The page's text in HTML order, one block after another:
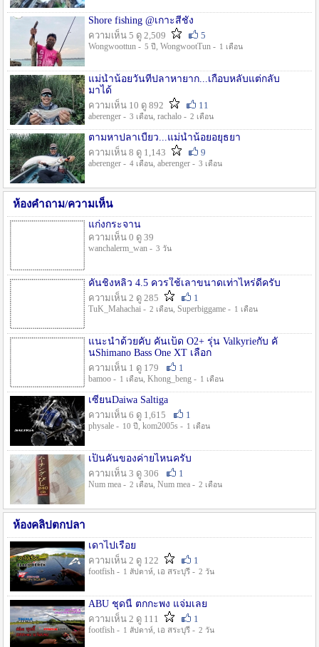
Shore fishing @เกาะสีชัง
ความเห็น 5 ดู 2,509
5
Wongwoottun - 5 ปี , WongwootTun - 1 เดือน
แม่น้ำน้อยวันที่ปลาหายาก...เกือบหลับแต่กลับ
มาได้
ความเห็น 10 ดู 892
11
aberenger - 3 เดือน, rachalo - 2 เดือน
ตามหาปลาเบี้ยว...แม่น้ำน้อยอยุธยา
ความเห็น 8 ดู 1,143
9
aberenger - 4 เดือน, aberenger - 3 เดือน
ห้องคำถาม/ความเห็น
แก่งกระจาน
ความเห็น 0 ดู 39
wanchalerm_wan - 3 วัน
คันชิงหลิว 4.5 ควรใช้เลาขนาดเท่าไหร่ดีครับ
ความเห็น 2 ดู 285
1
TuK_Mahachai - 2 เดือน, Superbiggame - 1 เดือน
แนะนำด้วยคับ คันเบ็ด O2+ รุ่น Valkyrieกับ คั
นShimano Bass One XT เลือก
ความเห็น 1 ดู 179
1
bamoo - 1 เดือน, Khong_beng - 1 เดือน
เซียนDaiwa Saltiga
ความเห็น 6 ดู 1,615
1
physale - 10 ปี , kom2005s - 1 เดือน
เป็นคันของค่ายไหนครับ
ความเห็น 3 ดู 306
1
Num mea - 2 เดือน, Num mea - 2 เดือน
ห้องคลิปตกปลา
เดาไปเรื่อย
ความเห็น 2 ดู 122
1
footfish - 1 สัปดาห์, เอ สระบุรี - 2 วัน
ABU ชุดนี้ ตกกะพง แจ่มเลย
ความเห็น 2 ดู 111
1
footfish - 1 สัปดาห์, เอ สระบุรี - 2 วัน